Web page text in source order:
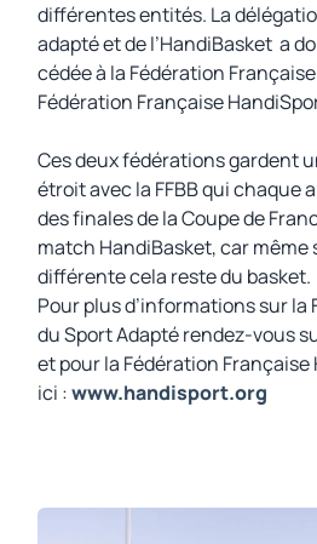
différentes entités. La
adapté et de l’HandiBasket a
cédée à la Fédération
Fédération Française
Ces deux fédérations gardent
étroit avec la FFBB qui chaque
des finales de la Coupe de
match HandiBasket, car même
différente cela reste du basket.
Pour plus d’informations sur la
du Sport Adapté rendez-vous
et pour la Fédération
ici :www.handisport.org